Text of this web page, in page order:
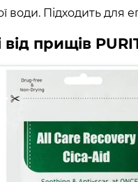
води. Підходить для
від прищів